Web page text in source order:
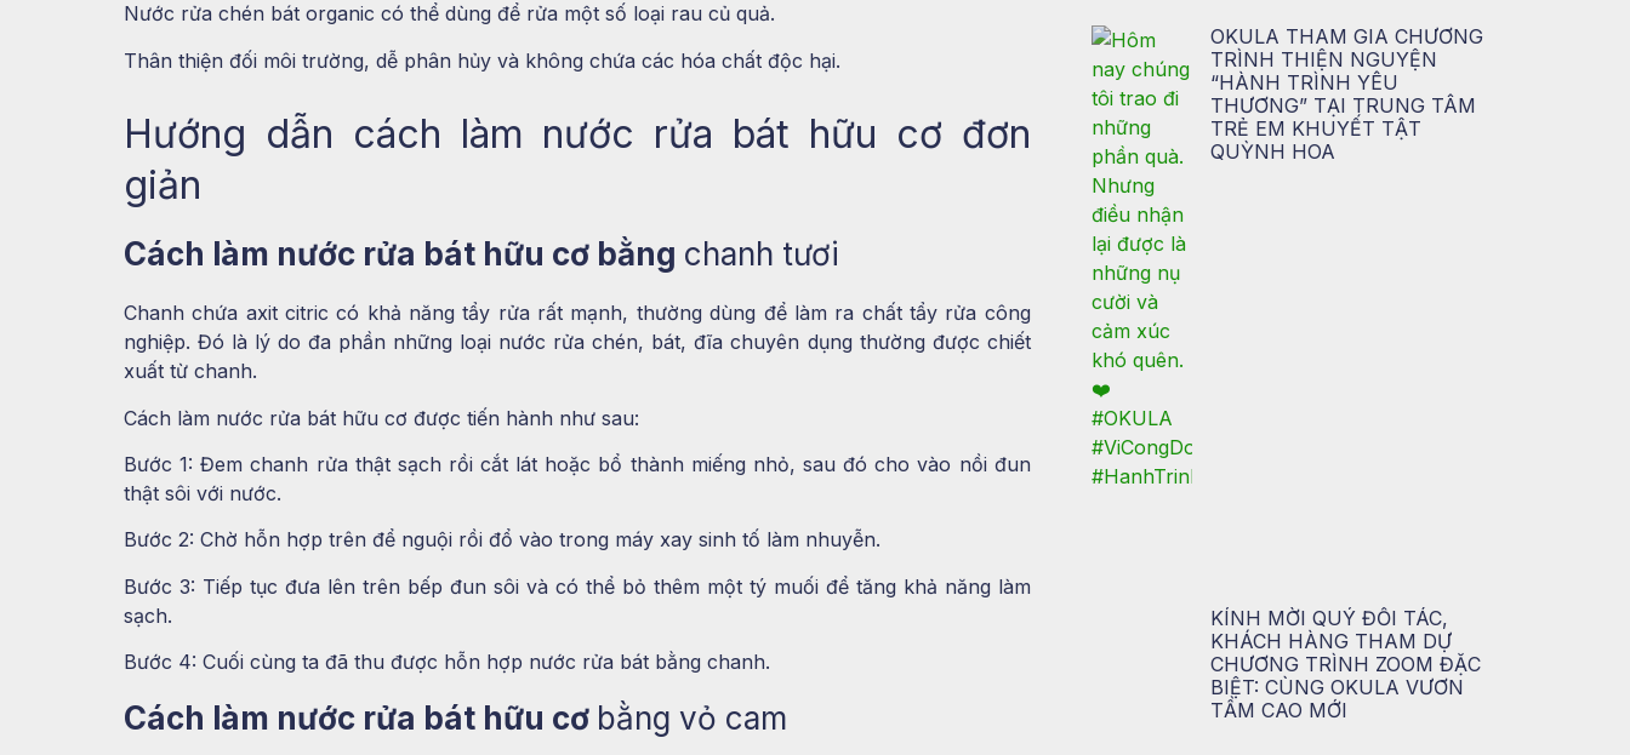
Nước rửa chén bát organic có thể dùng để rửa một số loại rau củ quả.
Thân thiện đối môi trường, dễ phân hủy và không chứa các hóa chất độc hại.
Hướng dẫn cách làm nước rửa bát hữu cơ đơn
giản
Cách làm nước rửa bát hữu cơ bằng chanh tươi
Chanh chứa axit citric có khả năng tẩy rửa rất mạnh, thường dùng để làm ra chất tẩy rửa công
nghiệp. Đó là lý do đa phần những loại nước rửa chén, bát, đĩa chuyên dụng thường được chiết
xuất từ chanh.
Cách làm nước rửa bát hữu cơ được tiến hành như sau:
Bước 1: Đem chanh rửa thật sạch rồi cắt lát hoặc bổ thành miếng nhỏ, sau đó cho vào nồi đun
thật sôi với nước.
Bước 2: Chờ hỗn hợp trên để nguội rồi đổ vào trong máy xay sinh tố làm nhuyễn.
Bước 3: Tiếp tục đưa lên trên bếp đun sôi và có thể bỏ thêm một tý muối để tăng khả năng làm
sạch.
Bước 4: Cuối cùng ta đã thu được hỗn hợp nước rửa bát bằng chanh.
Cách làm nước rửa bát hữu cơ bằng vỏ cam
OKULA THAM GIA CHƯƠNG
TRÌNH THIỆN NGUYỆN
“HÀNH TRÌNH YÊU
THƯƠNG” TẠI TRUNG TÂM
TRẺ EM KHUYẾT TẬT
QUỲNH HOA
KÍNH MỜI QUÝ ĐỐI TÁC,
KHÁCH HÀNG THAM DỰ
CHƯƠNG TRÌNH ZOOM ĐẶC
BIỆT: CÙNG OKULA VƯƠN
TẦM CAO MỚI